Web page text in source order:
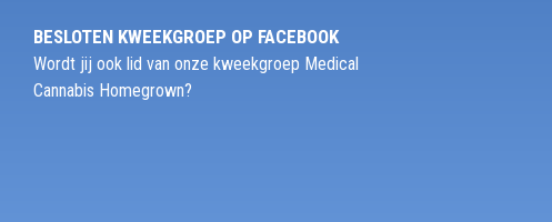
BESLOTEN KWEEKGROEP OP FACEBOOK
Wordt jij ook lid van onze kweekgroep Medical
Cannabis Homegrown?